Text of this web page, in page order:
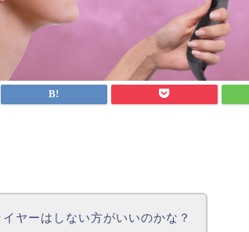
ヤーはしない方がいいのかな？